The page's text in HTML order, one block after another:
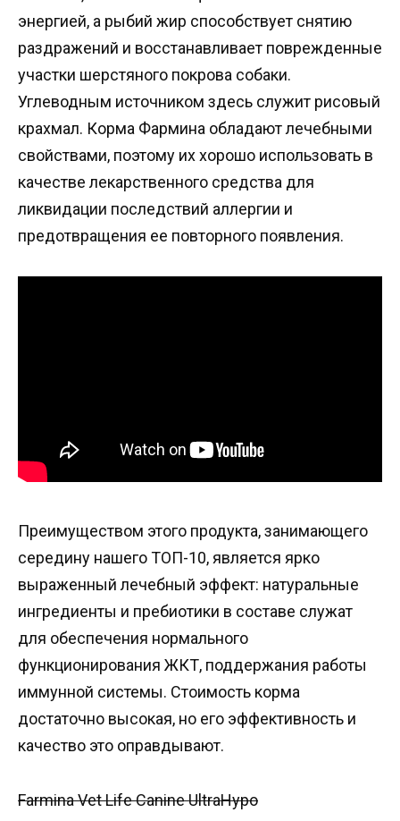
энергией, а рыбий жир способствует снятию
раздражений и восстанавливает поврежденные
участки шерстяного покрова собаки.
Углеводным источником здесь служит рисовый
крахмал. Корма Фармина обладают лечебными
свойствами, поэтому их хорошо использовать в
качестве лекарственного средства для
ликвидации последствий аллергии и
предотвращения ее повторного появления.
Преимуществом этого продукта, занимающего
середину нашего ТОП-10, является ярко
выраженный лечебный эффект: натуральные
ингредиенты и пребиотики в составе служат
для обеспечения нормального
функционирования ЖКТ, поддержания работы
иммунной системы. Стоимость корма
достаточно высокая, но его эффективность и
качество это оправдывают.
Farmina Vet Life Canine UltraHypo